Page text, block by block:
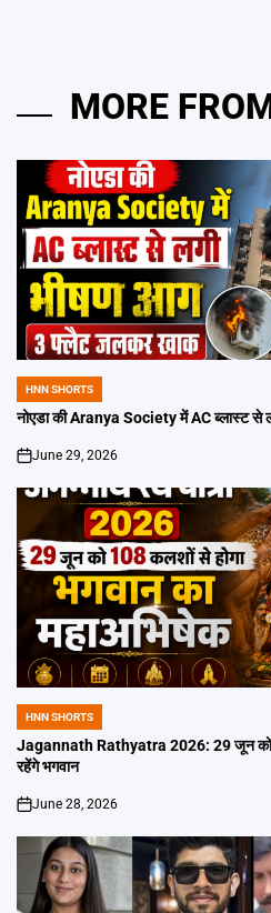
MORE
POSTED
IN
HNN SHORTS
नोएडा की Aranya Society में AC ब्लास्ट
on
June 29, 2026
POSTED
IN
HNN SHORTS
Jagannath Rathyatra 2026: 29 जून को
रहेंगे भगवान
on
June 28, 2026